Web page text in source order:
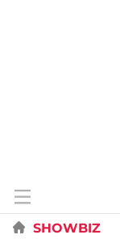
SHOWBIZ